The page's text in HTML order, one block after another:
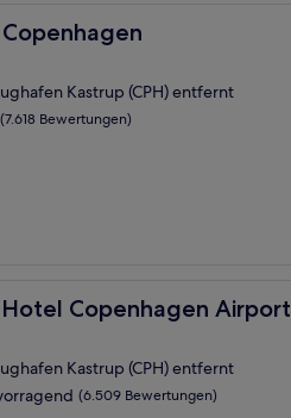
Kastrup (CPH) entfernt
(7.618 Bewertungen)
Copenhagen Airport
Copenhagen Airport
Kastrup (CPH) entfernt
(6.509 Bewertungen)